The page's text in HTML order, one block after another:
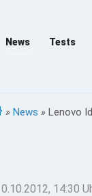
News Tests
» News » Lenovo
14:30